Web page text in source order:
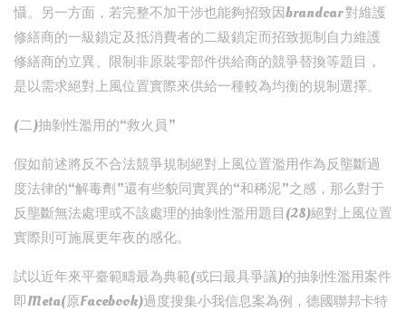
懾。另一方面，若完整不加干涉也能夠招致因brandcar 對維護
修繕商的一級鎖定及抵消費者的二級鎖定而招致扼制自力維護
修繕商的立異、限制非原裝零部件供給商的競爭替換等題目，
是以需求絕對上風位置實際來供給一種較為均衡的規制選擇。
(二)抽剝性濫用的“救火員”
假如前述將反不合法競爭規制絕對上風位置濫用作為反壟斷過
度法律的“解毒劑”還有些貌同實異的“和稀泥”之感，那么對于
反壟斷無法處理或不該處理的抽剝性濫用題目(28)絕對上風位置
實際則可施展更年夜的感化。
試以近年來平臺範疇最為典範(或曰最具爭議)的抽剝性濫用案件
即Meta(原Facebook)過度搜集小我信息案為例，德國聯邦卡特